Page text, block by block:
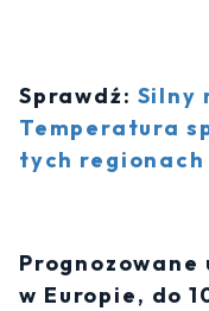
Sprawdź: Silny
Temperatura
tych
Prognozowane
w Europie, do